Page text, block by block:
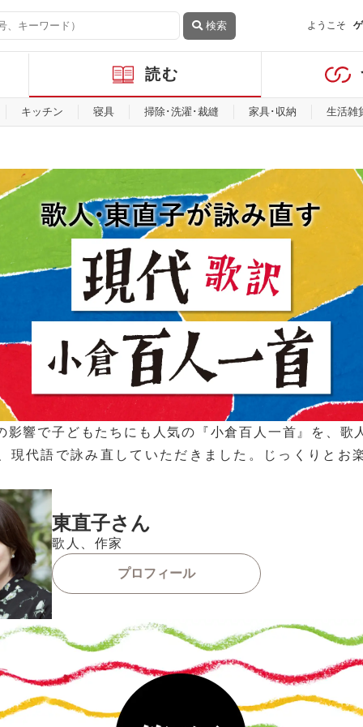
検索 ようこそ
読む
キッチン 寝具 掃除･洗濯･裁縫 家具･収納 生活雑
影響で子どもたちにも人気の『小倉百人一首』を、歌
現代語で詠み直していただきました。じっくりとお
東直子さん
歌人、作家
プロフィール